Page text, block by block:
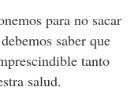
para no sacar
saber que
tanto
salud.